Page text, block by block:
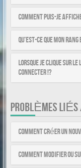
Comment puis-je
Qu’est-ce que mon
Lorsque je clique sur le
connecter !?
PROBLÈMES LIÉS
Comment créer un
Comment modifier ou